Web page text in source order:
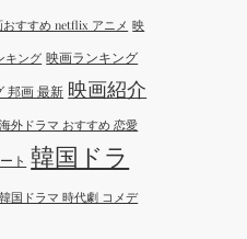
おすすめ netflix アニメ 映
キング 映画ランキング
邦画 最新 映画紹介
海外ドラマ おすすめ 恋愛
ト 韓国ドラ
韓国ドラマ 時代劇 コメデ